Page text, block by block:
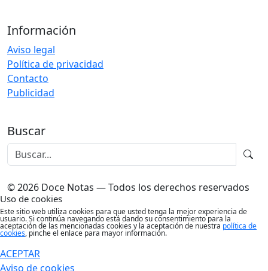
Información
Aviso legal
Política de privacidad
Contacto
Publicidad
Buscar
© 2026 Doce Notas — Todos los derechos reservados
Uso de cookies
Este sitio web utiliza cookies para que usted tenga la mejor experiencia de
usuario. Si continúa navegando está dando su consentimiento para la
aceptación de las mencionadas cookies y la aceptación de nuestra política de
cookies, pinche el enlace para mayor información.
ACEPTAR
Aviso de cookies